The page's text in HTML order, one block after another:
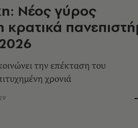
Νέος γύρος
κρατικά
την επέκταση του
χρονιά